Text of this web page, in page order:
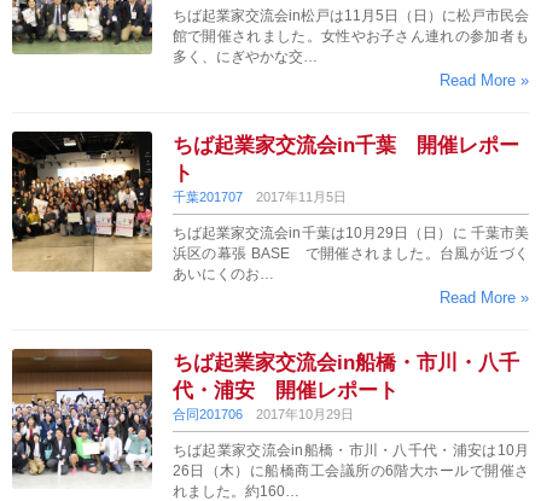
ちば起業家交流会in松戸は11月5日（日）に松戸市民会
館で開催されました。女性やお子さん連れの参加者も
多く、にぎやかな交…
Read More »
ちば起業家交流会in千葉 開催レポー
ト
千葉201707 2017年11月5日
ちば起業家交流会in千葉は10月29日（日）に 千葉市美
浜区の幕張 BASE で開催されました。台風が近づく
あいにくのお…
Read More »
ちば起業家交流会in船橋・市川・八千
代・浦安 開催レポート
合同201706 2017年10月29日
ちば起業家交流会in船橋・市川・八千代・浦安は10月
26日（木）に船橋商工会議所の6階大ホールで開催さ
れました。約160…